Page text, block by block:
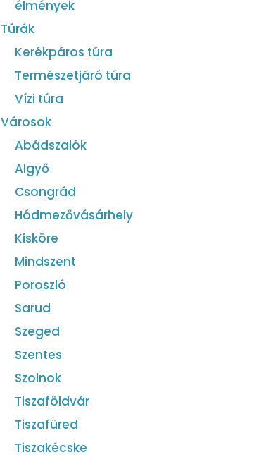
élmények
Túrák
Kerékpáros túra
Természetjáró túra
Vízi túra
Városok
Abádszalók
Algyő
Csongrád
Hódmezővásárhely
Kisköre
Mindszent
Poroszló
Sarud
Szeged
Szentes
Szolnok
Tiszaföldvár
Tiszafüred
Tiszakécske